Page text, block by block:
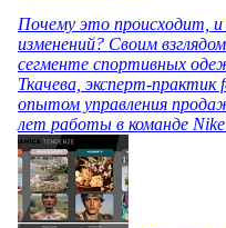
Почему это происходит,
изменений? Своим
сегменте спортивных
Ткачева, эксперт-
опытом управления
лет работы в команде